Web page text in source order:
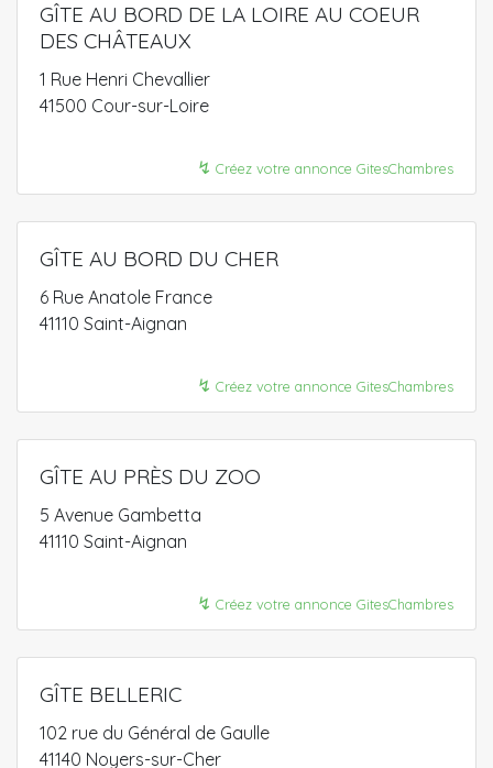
GÎTE AU BORD DE LA LOIRE AU COEUR
DES CHÂTEAUX
1 Rue Henri Chevallier
41500 Cour-sur-Loire
↯ Créez votre annonce GitesChambres
GÎTE AU BORD DU CHER
6 Rue Anatole France
41110 Saint-Aignan
↯ Créez votre annonce GitesChambres
GÎTE AU PRÈS DU ZOO
5 Avenue Gambetta
41110 Saint-Aignan
↯ Créez votre annonce GitesChambres
GÎTE BELLERIC
102 rue du Général de Gaulle
41140 Noyers-sur-Cher